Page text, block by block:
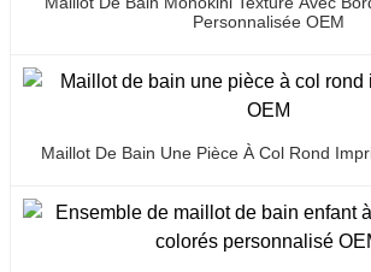
Personnalisée OEM
Maillot De Bain Une Pièce À Col Rond